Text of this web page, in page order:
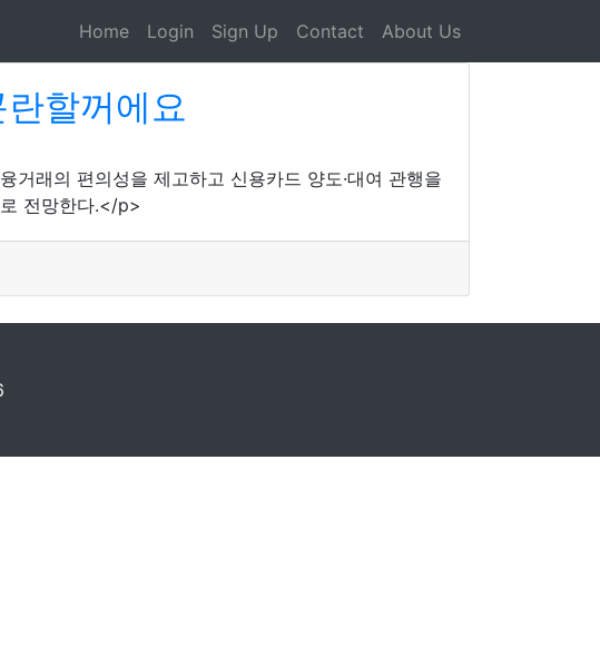
Home Login Sign Up Contact About Us
할꺼에요
래의 편의성을 제고하고 신용카드 양도·대여 관행을
전망한다.</p>